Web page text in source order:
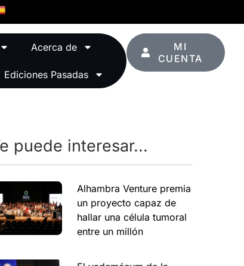
Acerca de
Ediciones Pasadas
MI
CUENTA
puede interesar...
Alhambra Venture premia
un proyecto capaz de
hallar una célula tumoral
entre un millón